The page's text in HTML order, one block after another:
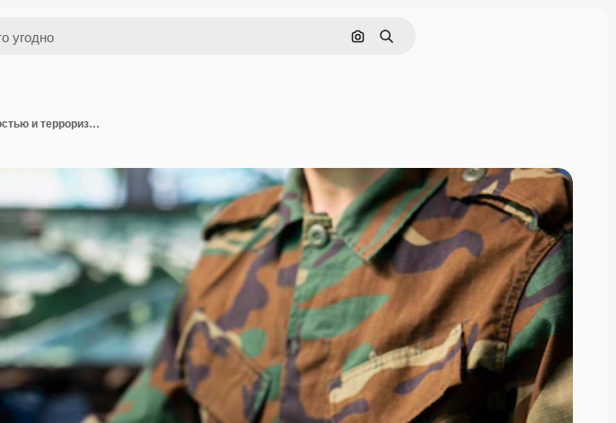
Поиск по изображению
Поиск
Контрразведчик, борющийся с организованной преступностью и терроризмом, использующий систему обнаружения